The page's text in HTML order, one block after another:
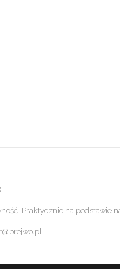
Praktycznie na podstawie